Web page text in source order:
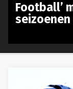
Football’
seizoenen